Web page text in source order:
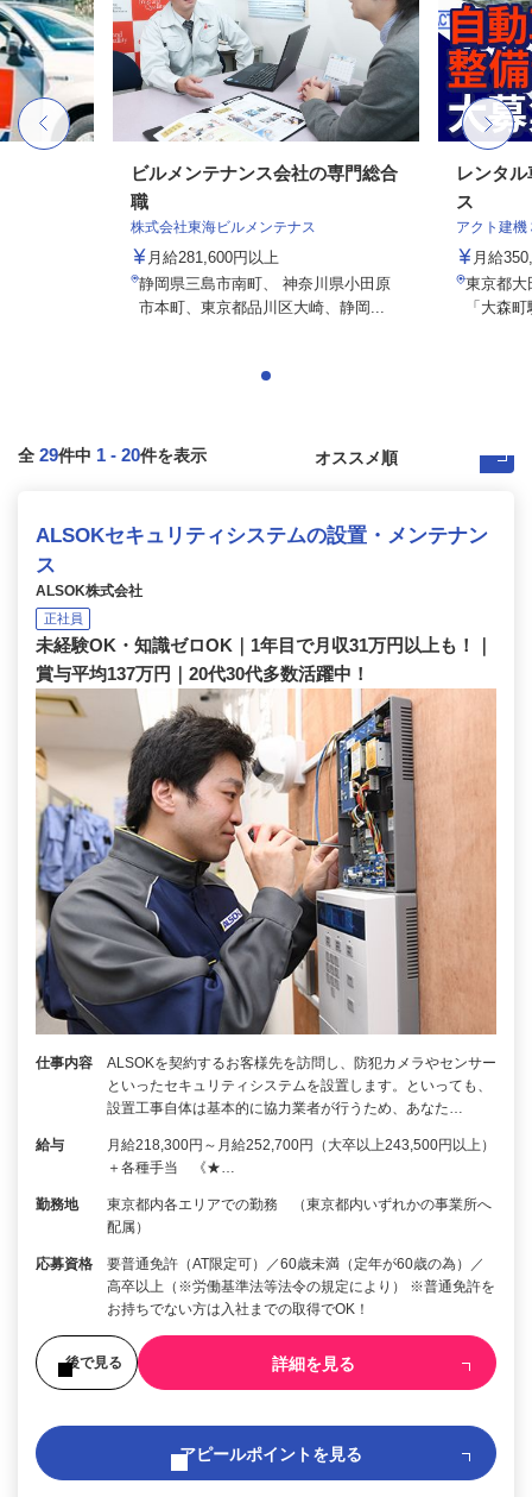
ビルメンテナンス会社の専門総合
職
株式会社東海ビルメンテナス
月給281,600円以上
静岡県三島市南町、 神奈川県小田原
市本町、東京都品川区大崎、静岡...
レンタ
ス
アクト建機
月給
東京都大
「大森
全 29件中 1 - 20件を表示
ALSOKセキュリティシステムの設置・メンテナン
ス
ALSOK株式会社
正社員
未経験OK・知識ゼロOK｜1年目で月収31万円以上も！｜
賞与平均137万円｜20代30代多数活躍中！
仕事内容
ALSOKを契約するお客様先を訪問し、防犯カメラやセンサー
といったセキュリティシステムを設置します。といっても、
設置工事自体は基本的に協力業者が行うため、あなた…
給与
月給218,300円～月給252,700円（大卒以上243,500円以上）
＋各種手当 《★…
勤務地
東京都内各エリアでの勤務 （東京都内いずれかの事業所へ
配属）
応募資格
要普通免許（AT限定可）／60歳未満（定年が60歳の為）／
高卒以上（※労働基準法等法令の規定により） ※普通免許を
お持ちでない方は入社までの取得でOK！
後で見る 詳細を見る
アピールポイントを見る